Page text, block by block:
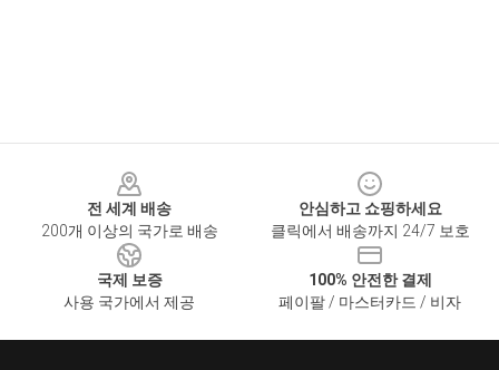
전 세계 배송
200개 이상의 국가로 배송
안심하고 쇼핑하세요
클릭에서 배송까지 24/7 보호
국제 보증
사용 국가에서 제공
100% 안전한 결제
페이팔 / 마스터카드 / 비자